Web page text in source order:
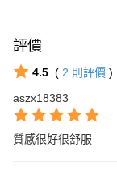
評價
4.5 ( 2 則評價 )
aszx18383
質感很好很舒服